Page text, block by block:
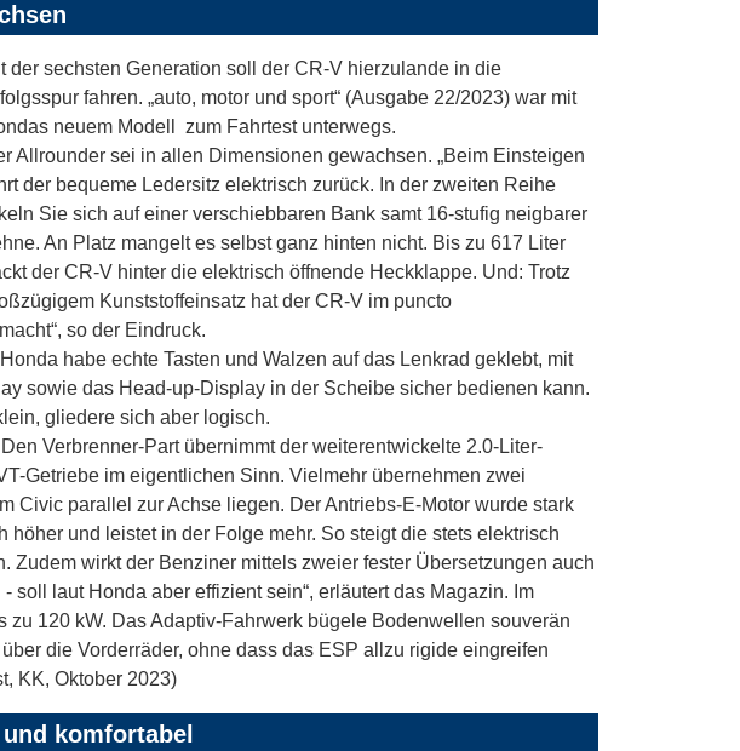
der sechsten Generation soll der CR-V hierzulande in die
fahren. „auto, motor und sport“ (Ausgabe 22/2023) war mit
neuem Modell
zum Fahrtest unterwegs.
Allrounder sei in allen Dimensionen gewachsen. „Beim Einsteigen
der bequeme Ledersitz elektrisch zurück. In der zweiten Reihe
Sie sich auf einer verschiebbaren Bank samt 16-stufig neigbarer
An Platz mangelt es selbst ganz hinten nicht. Bis zu 617 Liter
der CR-V hinter die elektrisch öffnende Heckklappe. Und: Trotz
Kunststoffeinsatz hat der CR-V im puncto
so der Eindruck.
habe echte Tasten und Walzen auf das Lenkrad geklebt, mit
sowie das Head-up-Display in der Scheibe sicher bedienen kann.
gliedere sich aber logisch.
Verbrenner-Part übernimmt der weiterentwickelte 2.0-Liter-
Getriebe im eigentlichen Sinn. Vielmehr übernehmen zwei
Civic parallel zur Achse liegen. Der Antriebs-E-Motor wurde stark
höher und leistet in der Folge mehr. So steigt die stets elektrisch
Zudem wirkt der Benziner mittels zweier fester Übersetzungen auch
soll laut Honda aber effizient sein“, erläutert das Magazin. Im
zu 120 kW. Das Adaptiv-Fahrwerk bügele Bodenwellen souverän
die Vorderräder, ohne dass das ESP allzu rigide eingreifen
KK, Oktober 2023)
komfortabel